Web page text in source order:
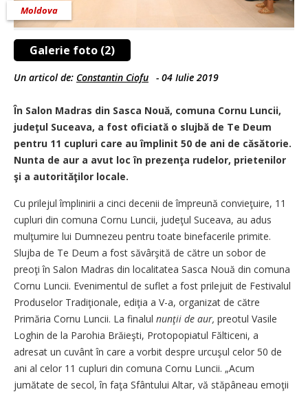
Galerie foto (2)
Moldova
Un articol de: Constantin Ciofu - 04 Iulie 2019
În Salon Madras din Sasca Nouă, comuna Cornu Luncii,
judeţul Suceava, a fost oficiată o slujbă de Te Deum
pentru 11 cupluri care au împlinit 50 de ani de căsătorie.
Nunta de aur a avut loc în prezenţa rudelor, prietenilor
şi a autorităţilor locale.
Cu prilejul împlinirii a cinci decenii de împreună convieţuire, 11
cupluri din comuna Cornu Luncii, judeţul Suceava, au adus
mulţumire lui Dumnezeu pentru toate binefacerile primite.
Slujba de Te Deum a fost săvârşită de către un sobor de
preoţi în Salon Madras din localitatea Sasca Nouă din comuna
Cornu Luncii. Evenimentul de suflet a fost prilejuit de Festivalul
Produselor Tradiţionale, ediţia a V-a, organizat de către
Primăria Cornu Luncii. La finalul nunţii de aur, preotul Vasile
Loghin de la Parohia Brăieşti, Protopopiatul Fălticeni, a
adresat un cuvânt în care a vorbit despre urcuşul celor 50 de
ani al celor 11 cupluri din comuna Cornu Luncii. „Acum
jumătate de secol, în faţa Sfântului Altar, vă stăpâneau emoţii